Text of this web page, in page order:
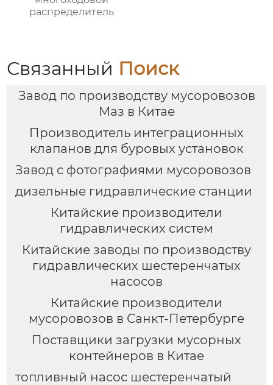
распределитель
Связанный Поиск
Завод по производству мусоровозов
Маз в Китае
Производитель интеграционных
клапанов для буровых установок
Завод с фотографиями мусоровозов
дизельные гидравлические станции
Китайские производители
гидравлических систем
Китайские заводы по производству
гидравлических шестеренчатых
насосов
Китайские производители
мусоровозов в Санкт-Петербурге
Поставщики загрузки мусорных
контейнеров в Китае
топливный насос шестеренчатый